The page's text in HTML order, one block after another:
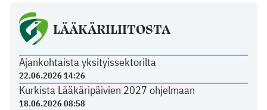
LÄÄKÄRILIITOSTA
Ajankohtaista yksityissektorilta
22.06.2026 14:26
Kurkista Lääkäripäivien 2027 ohjelmaan
18.06.2026 08:58